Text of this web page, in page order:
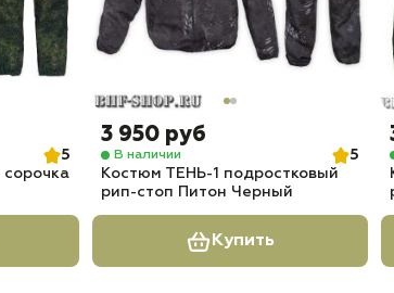
5
3 950 руб
В наличии
5
Костюм ТЕНЬ-1 подростковый
рип-стоп Питон Черный
Купить